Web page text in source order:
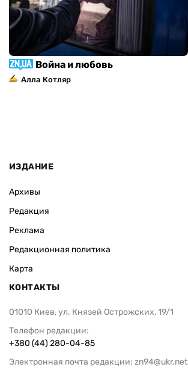
Война и любовь
Алла Котляр
ИЗДАНИЕ
Архивы
Редакция
Реклама
Редакционная политика
Карта
КОНТАКТЫ
01010 Киев, ул. Князей Острожских, 19/1
Телефон редакции:
+380 (44) 280-04-85
Электронная почта редакции: zn94@ukr.net